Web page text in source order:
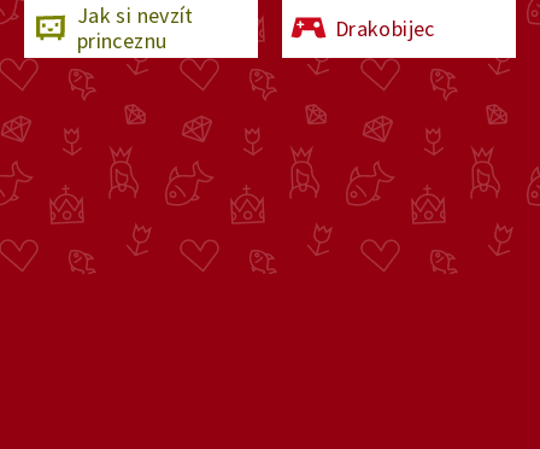
Jak si nevzít
princeznu
Drakobijec